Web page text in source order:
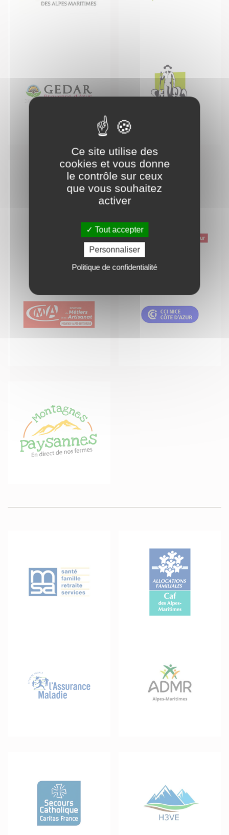
Ce site utilise des
cookies et vous donne
le contrôle sur ceux
que vous souhaitez
activer
Tout accepter
Personnaliser
Politique de confidentialité